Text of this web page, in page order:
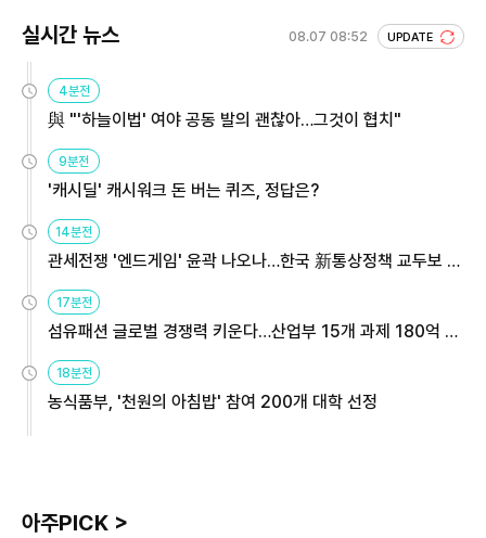
실시간 뉴스 08.07 08:52 UPDATE
4분전
與 "'하늘이법' 여야 공동 발의 괜찮아…그것이 협치"
9분전
'캐시딜' 캐시워크 돈 버는 퀴즈, 정답은?
14분전
관세전쟁 '엔드게임' 윤곽 나오나…한국 新통상정책 교두보 활
용해야
17분전
섬유패션 글로벌 경쟁력 키운다…산업부 15개 과제 180억 지
원
18분전
농식품부, '천원의 아침밥' 참여 200개 대학 선정
아주PICK >